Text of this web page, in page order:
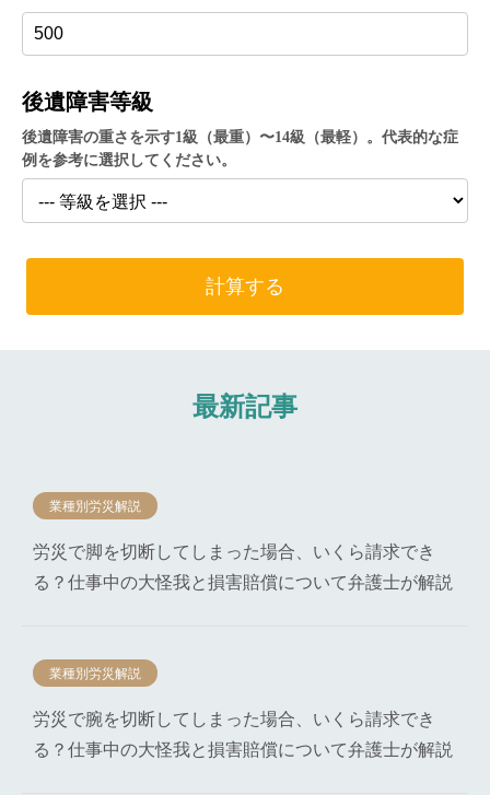
後遺障害等級
後遺障害の重さを示す1級（最重）〜14級（最軽）。代表的な症
例を参考に選択してください。
計算する
最新記事
業種別労災解説
労災で脚を切断してしまった場合、いくら請求でき
る？仕事中の大怪我と損害賠償について弁護士が解説
業種別労災解説
労災で腕を切断してしまった場合、いくら請求でき
る？仕事中の大怪我と損害賠償について弁護士が解説